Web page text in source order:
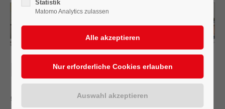
Puppenarmee lernt:
„Theater ist Teamsport“
Statistik
Matomo Analytics zulassen